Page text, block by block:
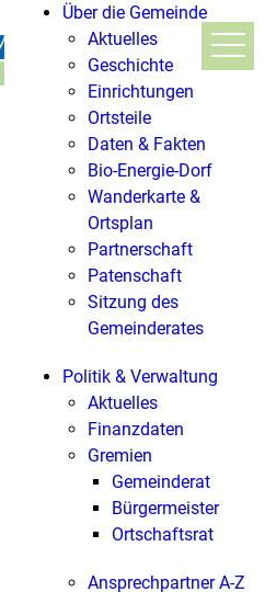
Über die Gemeinde
Aktuelles
Geschichte
Einrichtungen
Ortsteile
Daten & Fakten
Bio-Energie-Dorf
Wanderkarte &
Ortsplan
Partnerschaft
Patenschaft
Sitzung des
Gemeinderates
Politik & Verwaltung
Aktuelles
Finanzdaten
Gremien
Gemeinderat
Bürgermeister
Ortschaftsrat
Ansprechpartner A-Z